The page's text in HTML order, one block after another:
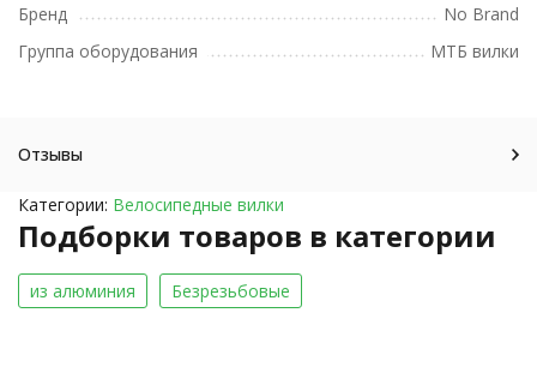
Бренд
No Brand
Группа оборудования
МТБ вилки
Отзывы
Категории: Велосипедные вилки
Подборки товаров в категории
из алюминия Безрезьбовые